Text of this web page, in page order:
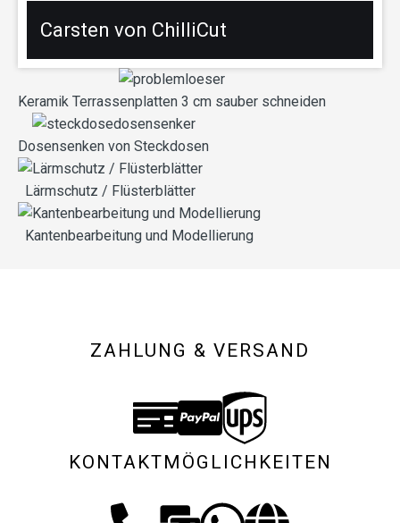
Carsten von ChilliCut
Keramik Terrassenplatten 3 cm sauber schneiden
Dosensenken von Steckdosen
Lärmschutz / Flüsterblätter
Kantenbearbeitung und Modellierung
ZAHLUNG & VERSAND
KONTAKTMÖGLICHKEITEN